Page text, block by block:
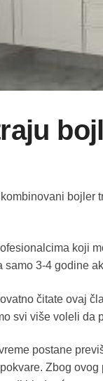
bojler
koji
samo 3-4 godine
čitate ovaj
svi više voleli da
postane
Zbog